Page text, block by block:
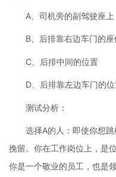
A、司机旁的副驾驶座上
B、后排靠右边车门的座
C、后排中间的位置
D、后排靠左边车门的位
测试分析：
选择A的人：即使你想
挽留。你在工作岗位上，是
你是一个敬业的员工，也是